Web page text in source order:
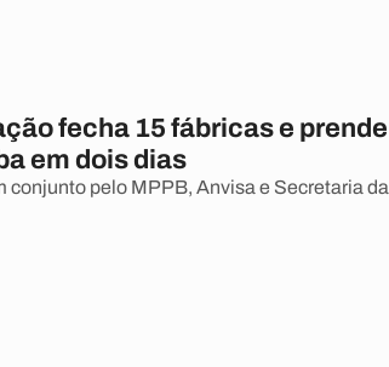
fecha 15 fábricas e prende
em dois dias
conjunto pelo MPPB, Anvisa e Secretaria da